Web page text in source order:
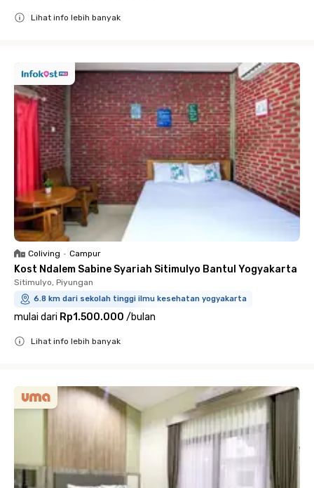
Lihat info lebih banyak
Coliving • Campur
Kost Ndalem Sabine Syariah Sitimulyo Bantul Yogyakarta
Sitimulyo, Piyungan
6.8 km dari sekolah tinggi ilmu kesehatan yogyakarta
mulai dari Rp1.500.000 /bulan
Lihat info lebih banyak